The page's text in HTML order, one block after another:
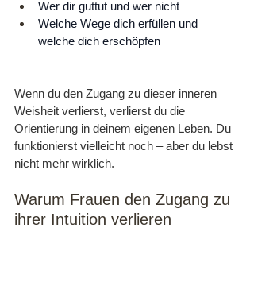
Wer dir guttut und wer nicht
Welche Wege dich erfüllen und
welche dich erschöpfen
Wenn du den Zugang zu dieser inneren
Weisheit verlierst, verlierst du die
Orientierung in deinem eigenen Leben. Du
funktionierst vielleicht noch – aber du lebst
nicht mehr wirklich.
Warum Frauen den Zugang zu
ihrer Intuition verlieren